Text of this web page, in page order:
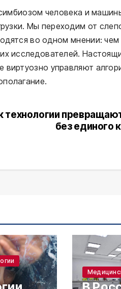
человека и
Мы переходим от
во одном мнении: чем
исследователей.
управляют
технологии
без единого